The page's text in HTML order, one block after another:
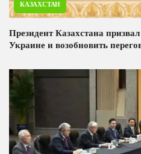
КАЗАХСТАН
Президент Казахстана
Украине и возобновить